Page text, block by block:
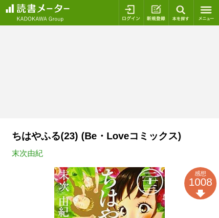
ログイン 新規登録
ちはやふる(23) (Be・Loveコミックス)
末次由紀
感想
1008